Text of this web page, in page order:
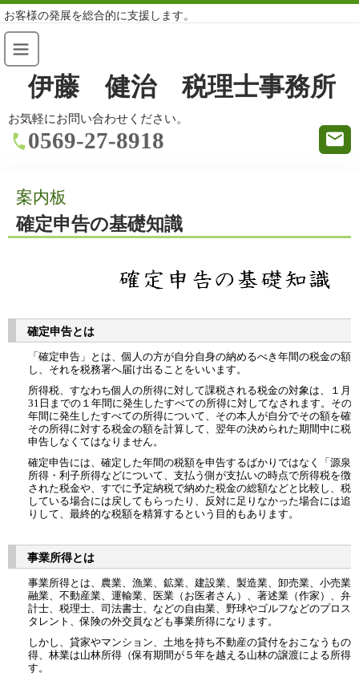
お客様の発展を総合的に支援します。
伊藤 健治 税理士事務所
お気軽にお問い合わせください。
0569-27-8918
案内板
確定申告の基礎知識
確定申告とは
「確定申告」とは、個人の方が自分自身の納めるべき年間の税金の額
し、それを税務署へ届け出ることをいいます。
所得税、すなわち個人の所得に対して課税される税金の対象は、１月
31日までの１年間に発生したすべての所得に対してなされます。その
年間に発生したすべての所得について、その本人が自分でその額を確
その所得に対する税金の額を計算して、翌年の決められた期間中に税
申告しなくてはなりません。
確定申告には、確定した年間の税額を申告するばかりではなく「源泉
所得・利子所得などについて、支払う側が支払いの時点で所得税を徴
された税金や、すでに予定納税で納めた税金の総額などと比較し、税
している場合には戻してもらったり、反対に足りなかった場合には追
りして、最終的な税額を精算するという目的もあります。
事業所得とは
事業所得とは、農業、漁業、鉱業、建設業、製造業、卸売業、小売業
融業、不動産業、運輸業、医業（お医者さん）、著述業（作家）、弁
計士、税理士、司法書士、などの自由業、野球やゴルフなどのプロス
タレント、保険の外交員なども事業所得になります。
しかし、貸家やマンション、土地を持ち不動産の貸付をおこなうもの
得、林業は山林所得（保有期間が５年を越える山林の譲渡による所得
す。